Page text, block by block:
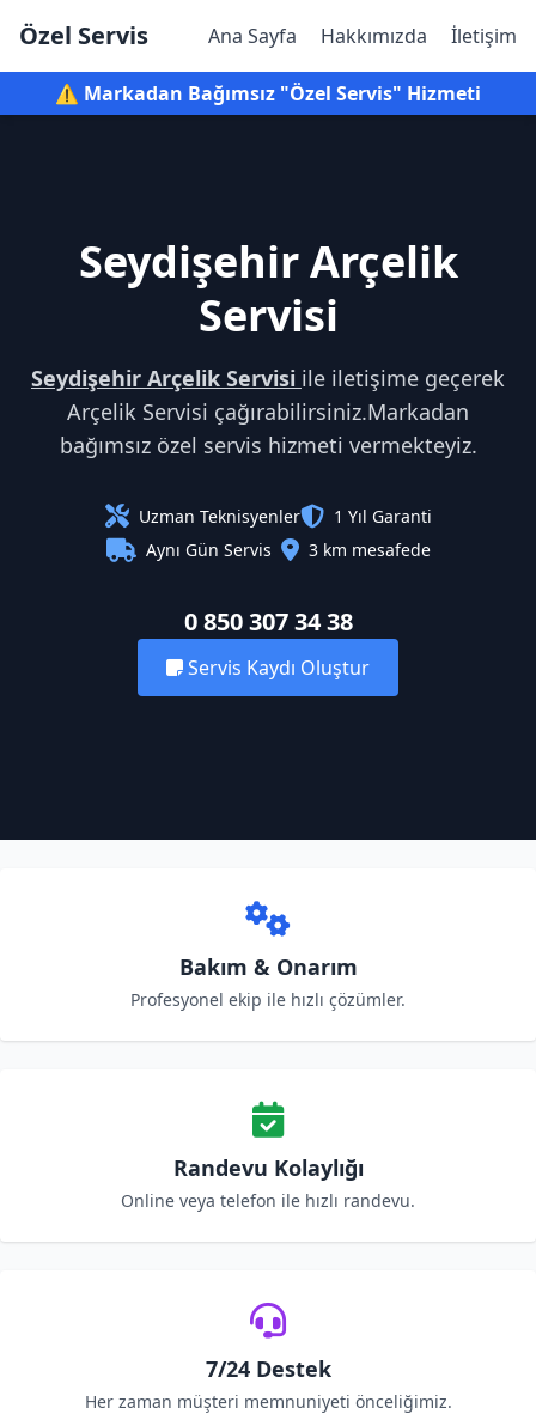
Özel Servis Ana Sayfa Hakkımızda İletişim
⚠️ Markadan Bağımsız "Özel Servis" Hizmeti
Seydişehir Arçelik
Servisi
Seydişehir Arçelik Servisi ile iletişime geçerek
Arçelik Servisi çağırabilirsiniz.Markadan
bağımsız özel servis hizmeti vermekteyiz.
Uzman Teknisyenler
1 Yıl Garanti
Aynı Gün Servis
3 km mesafede
0 850 307 34 38
Servis Kaydı Oluştur
Bakım & Onarım
Profesyonel ekip ile hızlı çözümler.
Randevu Kolaylığı
Online veya telefon ile hızlı randevu.
7/24 Destek
Her zaman müşteri memnuniyeti önceliğimiz.